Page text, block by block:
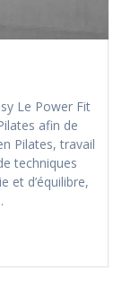
Le Power Fit
afin de
Pilates, travail
techniques
et d’équilibre,